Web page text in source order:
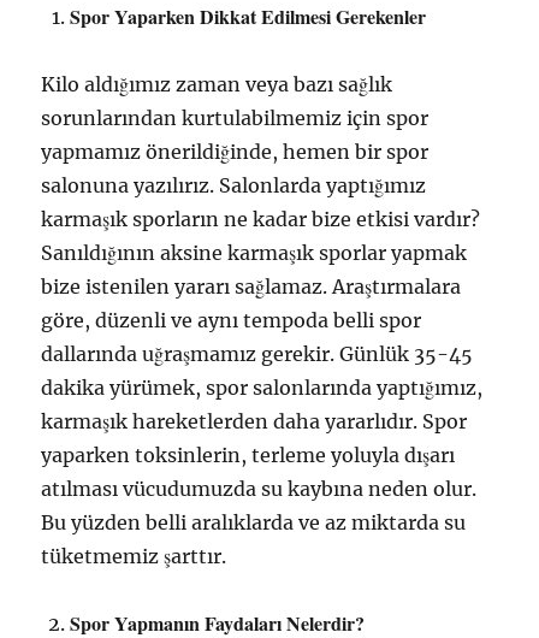
Spor Yaparken Dikkat Edilmesi Gerekenler
Kilo aldığımız zaman veya bazı sağlık
sorunlarından kurtulabilmemiz için spor
yapmamız önerildiğinde, hemen bir spor
salonuna yazılırız. Salonlarda yaptığımız
karmaşık sporların ne kadar bize etkisi vardır?
Sanıldığının aksine karmaşık sporlar yapmak
bize istenilen yararı sağlamaz. Araştırmalara
göre, düzenli ve aynı tempoda belli spor
dallarında uğraşmamız gerekir. Günlük 35-45
dakika yürümek, spor salonlarında yaptığımız,
karmaşık hareketlerden daha yararlıdır. Spor
yaparken toksinlerin, terleme yoluyla dışarı
atılması vücudumuzda su kaybına neden olur.
Bu yüzden belli aralıklarda ve az miktarda su
tüketmemiz şarttır.
Spor Yapmanın Faydaları Nelerdir?